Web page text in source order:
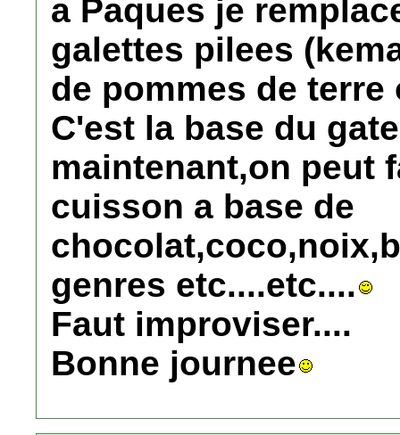
a Paques je
galettes pilees
de pommes de terre
C'est la base du
maintenant,on peut
cuisson a base de
genres etc....etc....
Faut improviser....
Bonne journee